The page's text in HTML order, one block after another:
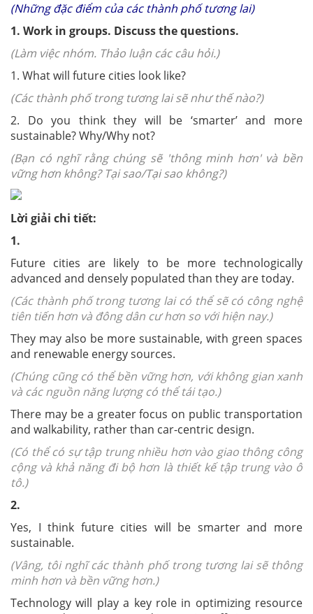
(Những đặc điểm của các thành phố tương lai)
1. Work in groups. Discuss the questions.
(Làm việc nhóm. Thảo luận các câu hỏi.)
1. What will future cities look like?
(Các thành phố trong tương lai sẽ như thế nào?)
2. Do you think they will be ‘smarter’ and more
sustainable? Why/Why not?
(Bạn có nghĩ rằng chúng sẽ 'thông minh hơn' và bền
vững hơn không? Tại sao/Tại sao không?)
Lời giải chi tiết:
1.
Future cities are likely to be more technologically
advanced and densely populated than they are today.
(Các thành phố trong tương lai có thể sẽ có công nghệ
tiên tiến hơn và đông dân cư hơn so với hiện nay.)
They may also be more sustainable, with green spaces
and renewable energy sources.
(Chúng cũng có thể bền vững hơn, với không gian xanh
và các nguồn năng lượng có thể tái tạo.)
There may be a greater focus on public transportation
and walkability, rather than car-centric design.
(Có thể có sự tập trung nhiều hơn vào giao thông công
cộng và khả năng đi bộ hơn là thiết kế tập trung vào ô
tô.)
2.
Yes, I think future cities will be smarter and more
sustainable.
(Vâng, tôi nghĩ các thành phố trong tương lai sẽ thông
minh hơn và bền vững hơn.)
Technology will play a key role in optimizing resource